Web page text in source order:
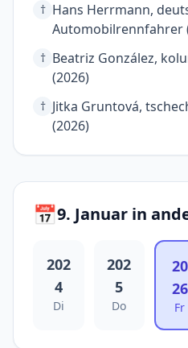
† Hans Herrmann,
Automobilrennfahrer
† Beatriz González,
(2026)
† Jitka Gruntová,
(2026)
📅9. Januar in
202
4
Di
202
5
Do
20
26
Fr